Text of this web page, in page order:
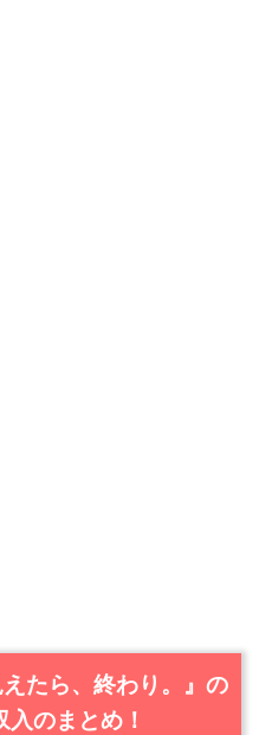
えたら、終わり。』の
のまとめ！